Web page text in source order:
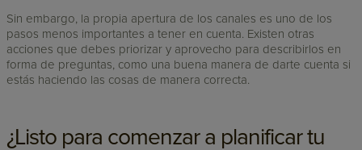
Sin embargo, la propia apertura de los canales es uno de los
pasos menos importantes a tener en cuenta. Existen otras
acciones que debes priorizar y aprovecho para describirlos en
forma de preguntas, como una buena manera de darte cuenta si
estás haciendo las cosas de manera correcta.
¿Listo para comenzar a planificar tu